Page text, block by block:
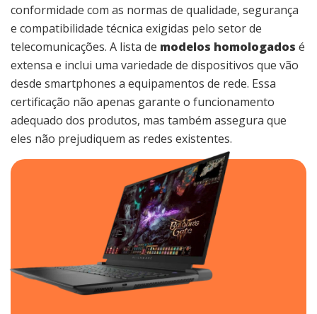
conformidade com as normas de qualidade, segurança
e compatibilidade técnica exigidas pelo setor de
telecomunicações. A lista de modelos homologados é
extensa e inclui uma variedade de dispositivos que vão
desde smartphones a equipamentos de rede. Essa
certificação não apenas garante o funcionamento
adequado dos produtos, mas também assegura que
eles não prejudiquem as redes existentes.